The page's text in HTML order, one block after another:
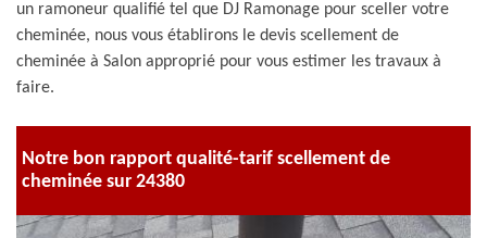
un ramoneur qualifié tel que DJ Ramonage pour sceller votre
cheminée, nous vous établirons le devis scellement de
cheminée à Salon approprié pour vous estimer les travaux à
faire.
Notre bon rapport qualité-tarif scellement de
cheminée sur 24380